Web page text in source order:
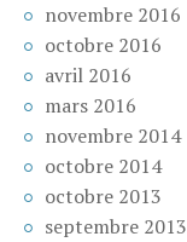
novembre 2016
octobre 2016
avril 2016
mars 2016
novembre 2014
octobre 2014
octobre 2013
septembre 2013